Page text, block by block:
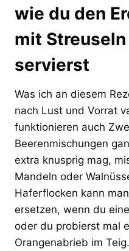
wie du den
mit
servierst
Was ich an diesem
nach Lust und Vorrat
funktionieren auch
Beerenmischungen
extra knusprig mag,
Mandeln oder
Haferflocken kann
ersetzen, wenn du
oder du probierst mal
Orangenabrieb im